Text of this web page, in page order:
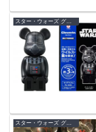
スター・ウォーズ グッズ